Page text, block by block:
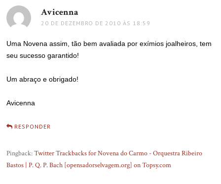
Avicenna
20 DE DEZEMBRO DE 2010 ÀS 18:59
Uma Novena assim, tão bem avaliada por exímios joalheiros, tem
seu sucesso garantido!
Um abraço e obrigado!
Avicenna
RESPONDER
Pingback:Twitter Trackbacks for Novena do Carmo - Orquestra Ribeiro
Bastos | P. Q. P. Bach [opensadorselvagem.org] on Topsy.com